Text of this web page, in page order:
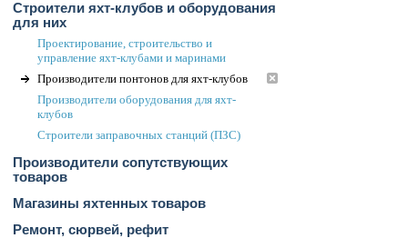
Строители яхт-клубов и оборудования
для них
Проектирование, строительство и
управление яхт-клубами и маринами
Производители понтонов для яхт-клубов
Производители оборудования для яхт-
клубов
Строители заправочных станций (ПЗС)
Производители сопутствующих
товаров
Магазины яхтенных товаров
Ремонт, сюрвей, рефит